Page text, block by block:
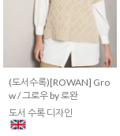
(도서수록)[ROWAN] Gro
w / 그로우 by 로완
도서 수록 디자인